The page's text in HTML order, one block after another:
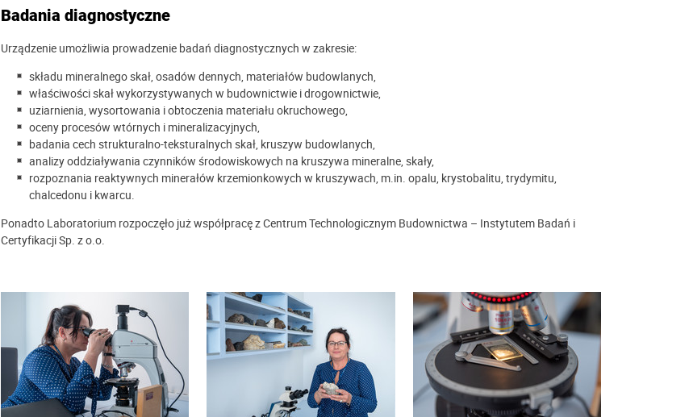
Badania diagnostyczne
Urządzenie umożliwia prowadzenie badań diagnostycznych w zakresie:
składu mineralnego skał, osadów dennych, materiałów budowlanych,
właściwości skał wykorzystywanych w budownictwie i drogownictwie,
uziarnienia, wysortowania i obtoczenia materiału okruchowego,
oceny procesów wtórnych i mineralizacyjnych,
badania cech strukturalno-teksturalnych skał, kruszyw budowlanych,
analizy oddziaływania czynników środowiskowych na kruszywa mineralne, skały,
rozpoznania reaktywnych minerałów krzemionkowych w kruszywach, m.in. opalu, krystobalitu, trydymitu,
chalcedonu i kwarcu.
Ponadto Laboratorium rozpoczęło już współpracę z Centrum Technologicznym Budownictwa – Instytutem Badań i
Certyfikacji Sp. z o.o.